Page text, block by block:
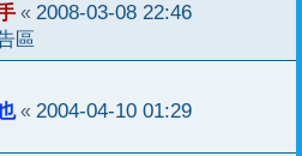
« 2008-03-08 22:46
區
« 2004-04-10 01:29